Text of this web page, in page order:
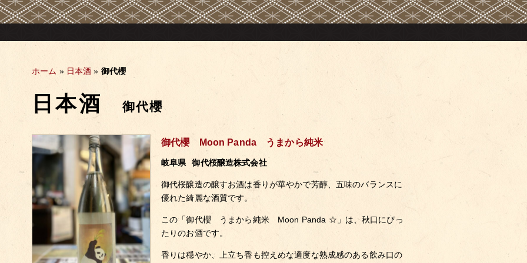
ホーム » 日本酒 » 御代櫻
日本酒 御代櫻
御代櫻 Moon Panda うまから純米
岐阜県 御代桜醸造株式会社
御代桜醸造の醸すお酒は香りが華やかで芳醇、五味のバランスに
優れた綺麗な酒質です。
この「御代櫻 うまから純米 Moon Panda ☆」は、秋口にぴっ
たりのお酒です。
香りは穏やか、上立ち香も控えめな適度な熟成感のある飲み口の